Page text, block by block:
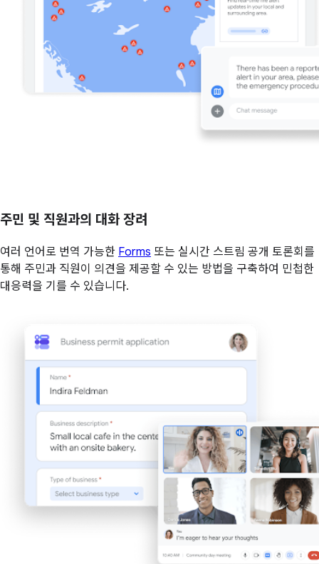
주민 및 직원과의 대화 장려
여러 언어로 번역 가능한 Forms 또는 실시간 스트림 공개 토론회를
통해 주민과 직원이 의견을 제공할 수 있는 방법을 구축하여 민첩한
대응력을 기를 수 있습니다.